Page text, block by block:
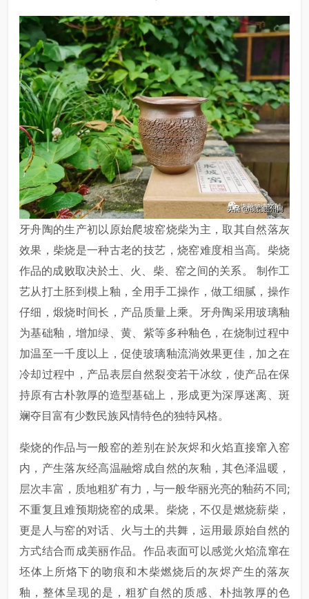
牙舟陶的生产初以原始爬坡窑烧柴为主，取其自然落灰
效果，柴烧是一种古老的技艺，烧窑难度相当高。柴烧
作品的成败取决於土、火、柴、窑之间的关系。 制作工
艺从打土胚到模上釉，全用手工操作，做工细腻，操作
仔细，煅烧时间长，产品质量上乘。牙舟陶采用玻璃釉
为基础釉，增加绿、黄、紫等多种釉色，在烧制过程中
加温至一千度以上，促使玻璃釉流淌效果更佳，加之在
冷却过程中，产品表层自然裂变若干冰纹，使产品在保
持原有古朴敦厚的造型基础上，形成更为深厚迷离、斑
斓夺目富有少数民族风情特色的独特风格。
柴烧的作品与一般窑的差别在於灰烬和火焰直接窜入窑
内，产生落灰经高温融熔成自然的灰釉，其色泽温暖，
层次丰富，质地粗犷有力，与一般华丽光亮的釉药不同;
不重复且难预期烧窑的成果。柴烧，不仅是燃烧薪柴，
更是人与窑的对话、火与土的共舞，运用最原始自然的
方式结合而成美丽作品。作品表面可以感觉火焰流窜在
坯体上所烙下的吻痕和木柴燃烧后的灰烬产生的落灰
釉，整体呈现的是，粗犷自然的质感、朴拙敦厚的色